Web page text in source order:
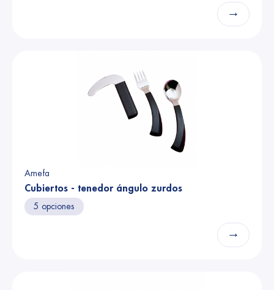
→
Amefa
Cubiertos - tenedor ángulo zurdos
5 opciones
→